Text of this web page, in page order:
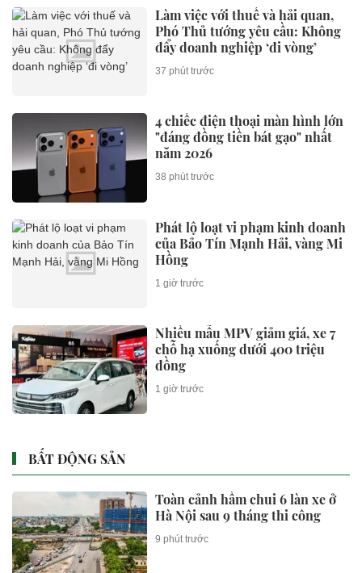
Làm việc với thuế và hải quan,
Phó Thủ tướng yêu cầu: Không
đẩy doanh nghiệp ‘đi vòng’
37 phút trước
4 chiếc điện thoại màn hình lớn
"đáng đồng tiền bát gạo" nhất
năm 2026
38 phút trước
Phát lộ loạt vi phạm kinh doanh
của Bảo Tín Mạnh Hải, vàng Mi
Hồng
1 giờ trước
Nhiều mẫu MPV giảm giá, xe 7
chỗ hạ xuống dưới 400 triệu
đồng
1 giờ trước
BẤT ĐỘNG SẢN
Toàn cảnh hầm chui 6 làn xe ở
Hà Nội sau 9 tháng thi công
9 phút trước